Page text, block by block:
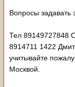
Вопросы задавать
Тел 89149727848
8914711 1422
учитывайте
Москвой.